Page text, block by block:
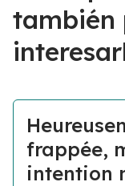
también
frappée,
intention